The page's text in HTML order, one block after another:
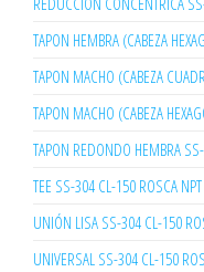
TAPON HEMBRA (CABEZA
TAPON MACHO (CABEZA
TAPON MACHO (CABEZA
TAPON REDONDO HEMBRA
TEE SS-304 CL-150 ROSCA
UNIÓN LISA SS-304 CL-150
UNIVERSAL SS-304 CL-150